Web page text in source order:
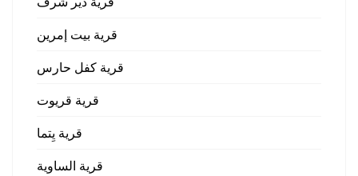
قرية بيت إمرين
قرية كفل حارس
قرية قريوت
قرية يِتما
قرية الساوية